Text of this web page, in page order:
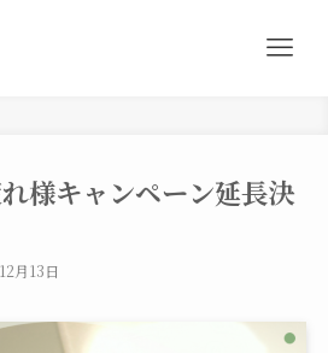
様キャンペーン延長決
月13日